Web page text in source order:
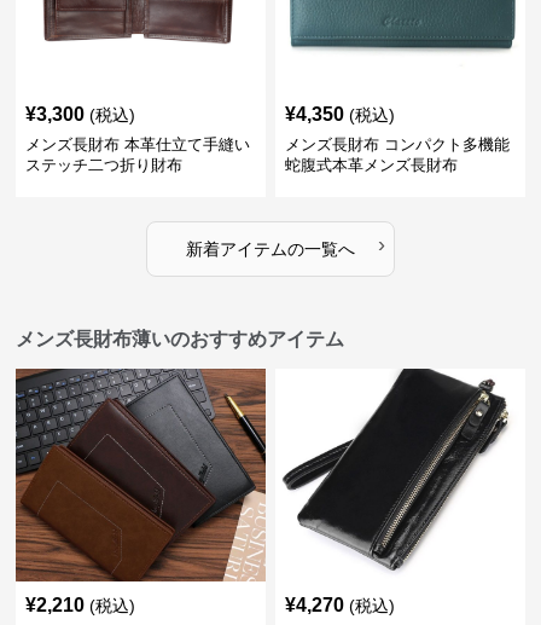
¥3,300 (税込)
メンズ長財布 本革仕立て手縫い
ステッチ二つ折り財布
¥4,350 (税込)
メンズ長財布 コンパクト多機能
蛇腹式本革メンズ長財布
新着アイテムの一覧へ ›
メンズ長財布薄いのおすすめアイテム
¥2,210 (税込) ¥4,270 (税込)